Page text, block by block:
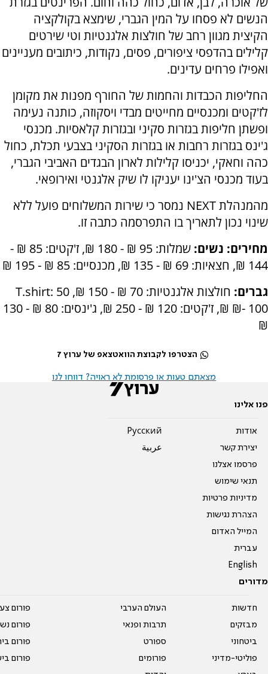
הנשים לא פסחו על המין הגברי, שימצא בקולקציה
הקיצית מגוון רחב של חולצות אלגנטיות וטי שירטים
קלילים בהדפסי ציפורים, פסים, נקודות, כיתובים מעניינים
ואפילו פרחים עדינים.
החליפות הכבדות והחמות של החורף מפנות את מקומן
לז'קטים ומכנסיים מחייטים מבדי ויסקוזה, כותנה נעימה
ופשתן חליפות בגזרות סקיני ובגזרות קלאסיות. מכנסי
ג'ינס בגזרות רחבות או בגזרות הסקיני בצבעי תכלת, כחול
כהה וחאקי, יכניסו קלילות לארון הבגדים האביבי הגברי,
בעוד מכנסי הצ'ינו יעניקו לו שיק אלגנטי ואירופאי.
מהמנהלת NEXT נמסר כי שירות המשלוחים פועל ללא
שינוי נכון לתאריך בו התפרסמה כתבה זו.
מחירים: נשים:
שמלות: 95 ₪ - 180 ₪, ז'קטים: 85 ₪ -
144 ₪, חצאיות: 69 ₪ - 135 ₪, מכנסיים: 85 ₪ - 195 ₪
גברים: חולצות אלגנטיות: 70 ₪ - 150 ₪
, T.shirt: 50
₪- 100
₪
,
ז'קטים: 120 ₪ - 250 ₪, ג'ינסים: 80 ₪ - 130
₪
הצטרפו לקבוצת הוואטצאפ של ערוץ 7
מצאתם טעות או פרסומת לא ראויה? דווחו לנו
פנו אלינו
אודות
יצירת קשר
פרסמו אצלנו
תנאי שימוש
מדיניות פרטיות
הצהרת נגישות
המייל האדום
עברית
English
Pусский
عربية
מדורים
חדשות
מבזקים
ביטחוני
פוליטי-מדיני
העולם הערבי
תרבות ופנאי
ספורט
פורומים
פורום
פורום
פורום
פורום